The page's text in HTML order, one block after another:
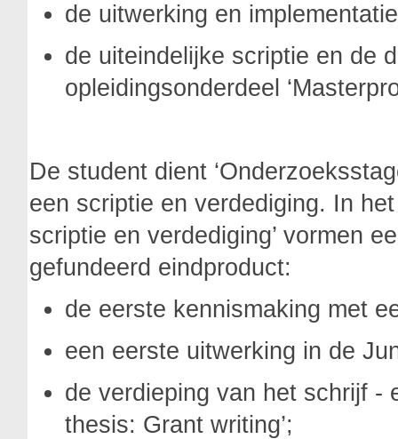
de uitwerking en
de uiteindelijke scriptie en de
opleidingsonderdeel
De student dient
een scriptie en verdediging. In
scriptie en verdediging’ vormen
gefundeerd eindproduct:
de eerste kennismaking met
een eerste uitwerking in de
de verdieping van het schrijf -
thesis: Grant writing’;